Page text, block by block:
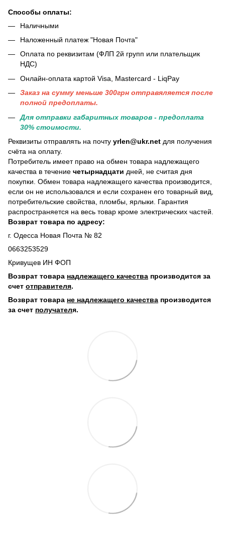
Способы оплаты:
Наличными
Наложенный платеж "Новая Почта"
Оплата по реквизитам (ФЛП 2й групп или плательщик
НДС)
Онлайн-оплата картой Visa, Mastercard - LiqPay
Заказ на сумму меньше 300грн отправяляется после
полной предоплаты.
Для отправки габаритных товаров - предоплата
30% стоимости.
Реквизиты отправлять на почту yrlen@ukr.net для получения
счёта на оплату.
Потребитель имеет право на обмен товара надлежащего
качества в течение четырнадцати дней, не считая дня
покупки. Обмен товара надлежащего качества производится,
если он не использовался и если сохранен его товарный вид,
потребительские свойства, пломбы, ярлыки. Гарантия
распространяется на весь товар кроме электрических частей.
Возврат товара по адресу:
г. Одесса Новая Почта № 82
0663253529
Кривущев ИН ФОП
Возврат товара надлежащего качества производится за
счет отправителя.
Возврат товара не надлежащего качества производится
за счет получателя.